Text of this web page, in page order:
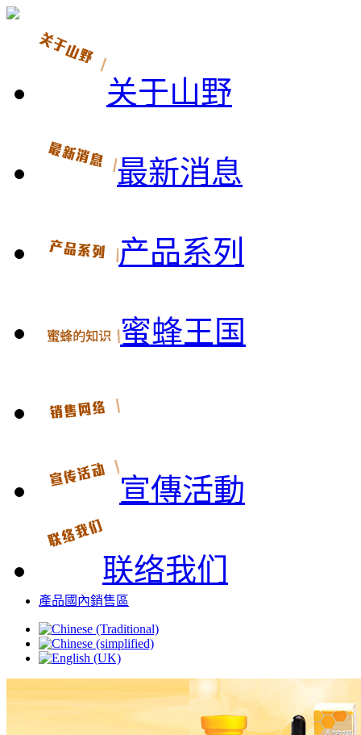
关于山野
最新消息
产品系列
蜜蜂王国
宣傳活動
联络我们
產品國內銷售區